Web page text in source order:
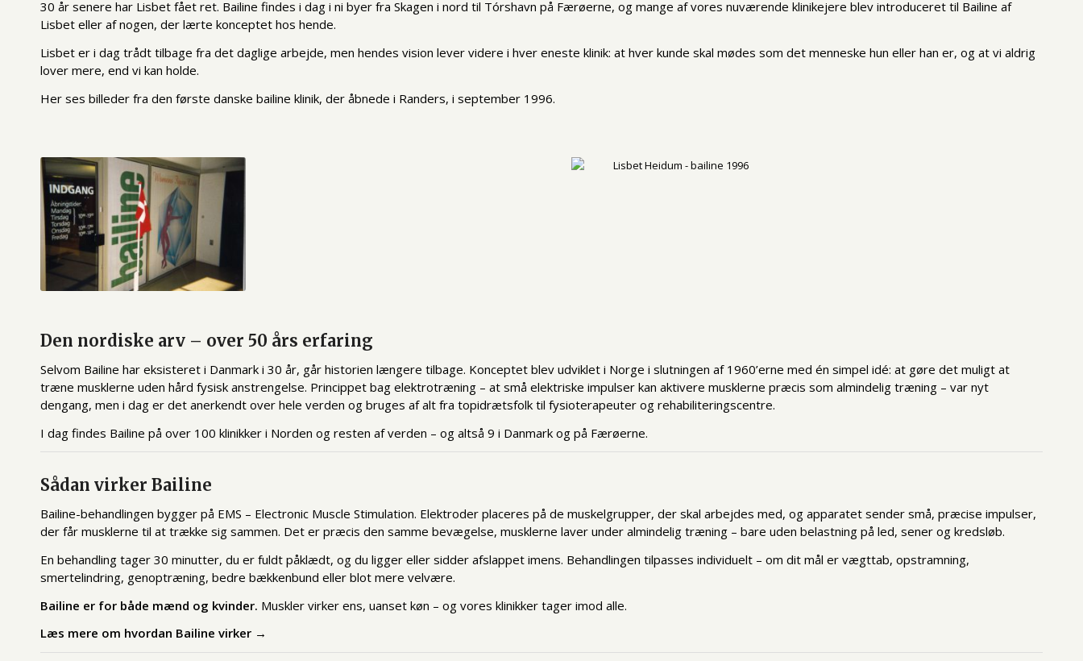
30 år senere har Lisbet fået ret. Bailine findes i dag i ni byer fra Skagen i nord til Tórshavn på Færøerne, og mange af vores nuværende klinikejere blev introduceret til Bailine af
Lisbet eller af nogen, der lærte konceptet hos hende.
Lisbet er i dag trådt tilbage fra det daglige arbejde, men hendes vision lever videre i hver eneste klinik: at hver kunde skal mødes som det menneske hun eller han er, og at vi aldrig
lover mere, end vi kan holde.
Her ses billeder fra den første danske bailine klinik, der åbnede i Randers, i september 1996.
Den nordiske arv – over 50 års erfaring
Selvom Bailine har eksisteret i Danmark i 30 år, går historien længere tilbage. Konceptet blev udviklet i Norge i slutningen af 1960’erne med én simpel idé: at gøre det muligt at
træne musklerne uden hård fysisk anstrengelse. Princippet bag elektrotræning – at små elektriske impulser kan aktivere musklerne præcis som almindelig træning – var nyt
dengang, men i dag er det anerkendt over hele verden og bruges af alt fra topidrætsfolk til fysioterapeuter og rehabiliteringscentre.
I dag findes Bailine på over 100 klinikker i Norden og resten af verden – og altså 9 i Danmark og på Færøerne.
Sådan virker Bailine
Bailine-behandlingen bygger på EMS – Electronic Muscle Stimulation. Elektroder placeres på de muskelgrupper, der skal arbejdes med, og apparatet sender små, præcise impulser,
der får musklerne til at trække sig sammen. Det er præcis den samme bevægelse, musklerne laver under almindelig træning – bare uden belastning på led, sener og kredsløb.
En behandling tager 30 minutter, du er fuldt påklædt, og du ligger eller sidder afslappet imens. Behandlingen tilpasses individuelt – om dit mål er vægttab, opstramning,
smertelindring, genoptræning, bedre bækkenbund eller blot mere velvære.
Bailine er for både mænd og kvinder. Muskler virker ens, uanset køn – og vores klinikker tager imod alle.
Læs mere om hvordan Bailine virker →